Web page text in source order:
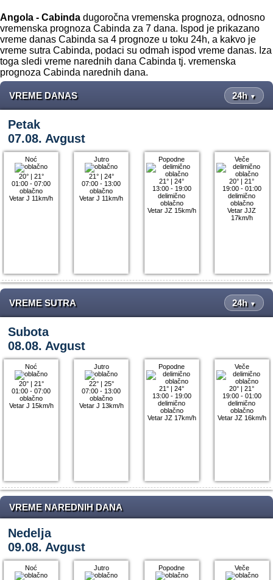
Angola - Cabinda dugoročna vremenska prognoza, odnosno
vremenska prognoza Cabinda za 7 dana. Ispod je prikazano
vreme danas Cabinda sa 4 prognoze u toku 24h, a kakvo je
vreme sutra Cabinda, podaci su odmah ispod vreme danas. Iza
toga sledi vreme narednih dana Cabinda tj. vremenska
prognoza Cabinda narednih dana.
VREME DANAS 24h ▼
Petak
07.08. Avgust
Noć
20°| 21°
01:00 - 07:00
oblačno
Vetar J 11km/h
Jutro
21°| 24°
07:00 - 13:00
oblačno
Vetar J 11km/h
Popodne
21° |24°
13:00 - 19:00
delimično
oblačno
Vetar JZ 15km/h
Veče
20° |21°
19:00 - 01:00
delimično
oblačno
Vetar JJZ
17km/h
VREME SUTRA 24h ▼
Subota
08.08. Avgust
Noć
20°| 21°
01:00 - 07:00
oblačno
Vetar J 15km/h
Jutro
22°| 25°
07:00 - 13:00
oblačno
Vetar J 13km/h
Popodne
21° |24°
13:00 - 19:00
delimično
oblačno
Vetar JZ 17km/h
Veče
20° |21°
19:00 - 01:00
delimično
oblačno
Vetar JZ 16km/h
VREME NAREDNIH DANA
Nedelja
09.08. Avgust
Noć Jutro Popodne Veče